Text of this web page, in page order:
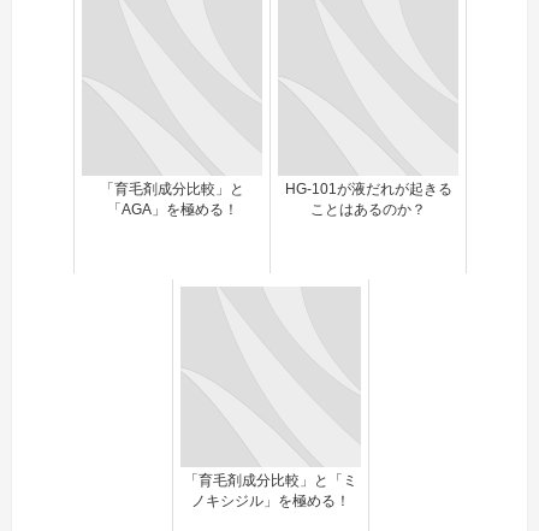
「育毛剤成分比較」と
「AGA」を極める！
HG-101が液だれが起きる
ことはあるのか？
「育毛剤成分比較」と「ミ
ノキシジル」を極める！